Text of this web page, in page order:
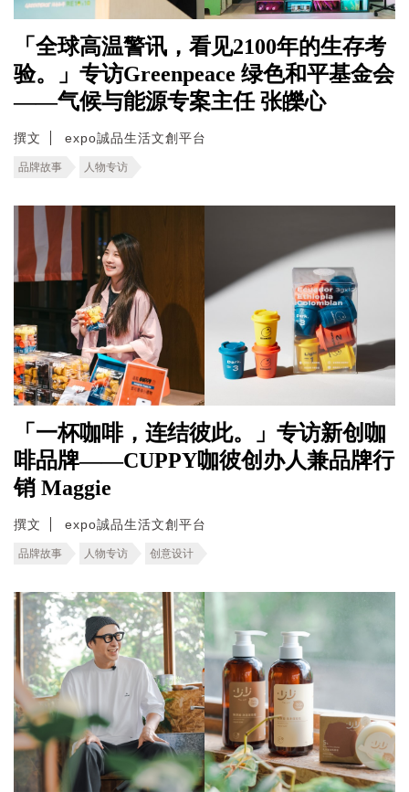
「全球高温警讯，看见2100年的生存考
验。」专访Greenpeace 绿色和平基金会
——气候与能源专案主任 张皪心
撰文 expo誠品生活文創平台
品牌故事 人物专访
「一杯咖啡，连结彼此。」专访新创咖
啡品牌——CUPPY咖彼创办人兼品牌行
销 Maggie
撰文 expo誠品生活文創平台
品牌故事 人物专访 创意设计